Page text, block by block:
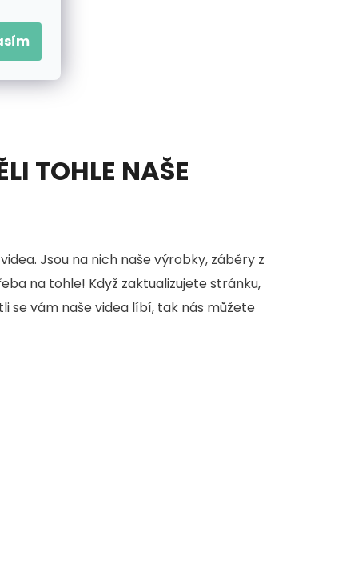
TOHLE NAŠE
Jsou na nich naše výrobky, záběry z
na tohle! Když zaktualizujete stránku,
se vám naše videa líbí, tak nás můžete